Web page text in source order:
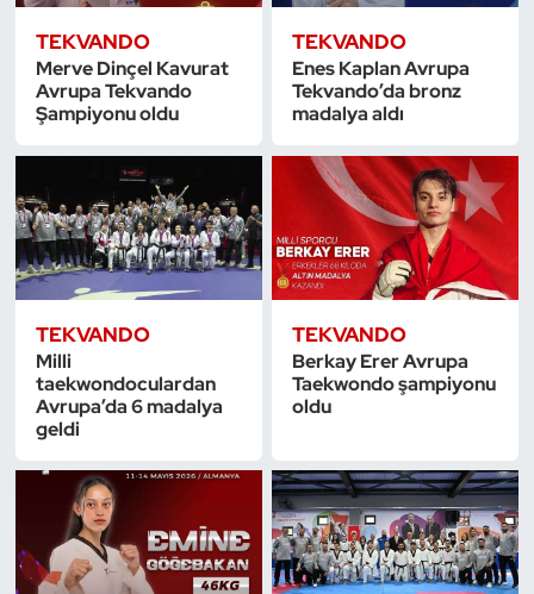
TEKVANDO
Merve Dinçel Kavurat
Avrupa Tekvando
Şampiyonu oldu
TEKVANDO
Enes Kaplan Avrupa
Tekvando’da bronz
madalya aldı
TEKVANDO
Milli
taekwondoculardan
Avrupa’da 6 madalya
geldi
TEKVANDO
Berkay Erer Avrupa
Taekwondo şampiyonu
oldu
Golf
Güreş
Halter
Hava Sporları
Hentbol
İşitme Engelli Sporcular
Judo ve Kuraş
Karate
Kayak